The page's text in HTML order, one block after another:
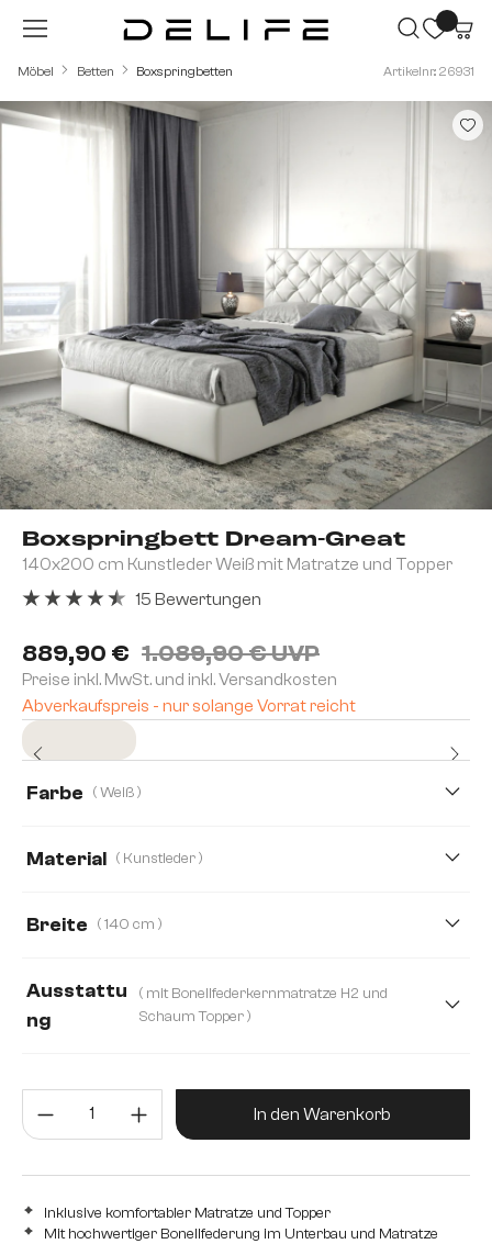
Zum Hauptinhalt springen
Möbel Betten Boxspringbetten Artikelnr.: 26931
Boxspringbett Dream-Great
140x200 cm Kunstleder Weiß mit Matratze und Topper
889,90 € 1.089,90 € UVP
Preise inkl. MwSt. und inkl. Versandkosten
Abverkaufspreis - nur solange Vorrat reicht
15 Bewertungen
Farbe ( Weiß )
Material ( Kunstleder )
Breite ( 140 cm )
200 cm
Ausstattu
ng
( mit Bonellfederkernmatratze H2 und
Schaum Topper )
mit Taschenfederkernmatratze H2/H3 und Visco Topper
Produkt Anzahl: Gib den
In den Warenkorb
Inklusive komfortabler Matratze und Topper
Mit hochwertiger Bonellfederung im Unterbau und Matratze
Bildergalerie überspringen